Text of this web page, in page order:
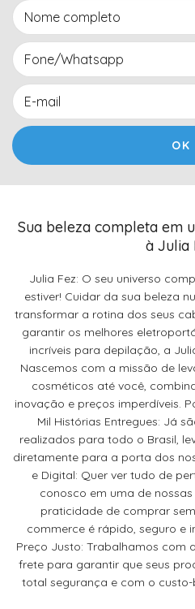
Sua beleza completa em
à Julia
Julia Fez: O seu universo
estiver! Cuidar da sua beleza
transformar a rotina dos seus
garantir os melhores
incríveis para depilação, a
Nascemos com a missão de
cosméticos até você,
inovação e preços imperdíveis.
Mil Histórias Entregues: Já
realizados para todo o Brasil,
diretamente para a porta dos
e Digital: Quer ver tudo de
conosco em uma de
praticidade de comprar
commerce é rápido, seguro e
Preço Justo: Trabalhamos com
frete para garantir que seus
total segurança e com o